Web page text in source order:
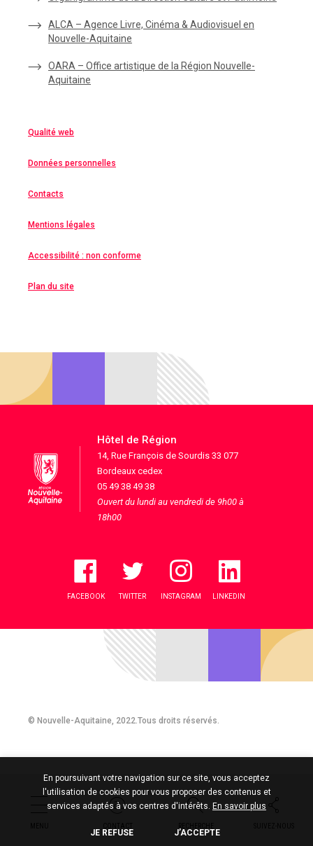
ALCA – Agence Livre, Cinéma & Audiovisuel en
Nouvelle-Aquitaine
OARA – Office artistique de la Région Nouvelle-
Aquitaine
Qualité web
Données personnelles
Contacts
Mentions légales
Accessibilité : non conforme
Plan du site
Hôtel de Région
14, Rue François de Sourdis 33 077
Bordeaux cedex
05 49 38 49 38
Ouvert du lundi au vendredi de 9h00 à
18h00
FACEBOOK TWITTER INSTAGRAM LINKEDIN
© Nouvelle-Aquitaine, 2022.Tous droits réservés.
En poursuivant votre navigation sur ce site, vous acceptez
l'utilisation de cookies pour vous proposer des contenus et
services adaptés à vos centres d'intérêts. En savoir plus
JE REFUSE J’ACCEPTE